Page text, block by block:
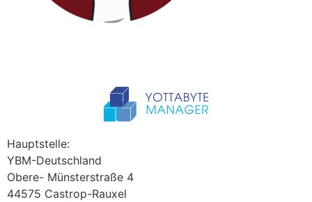
Hauptstelle:
YBM-Deutschland
Obere- Münsterstraße 4
44575 Castrop-Rauxel